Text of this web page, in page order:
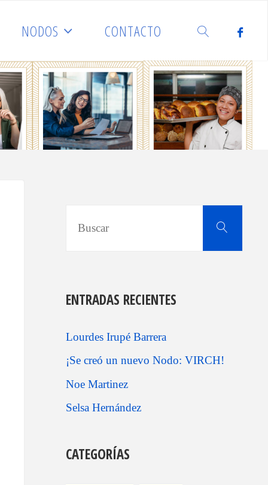
NODOS CONTACTO
BUSCAR
Buscar
ENTRADAS RECIENTES
Lourdes Irupé Barrera
¡Se creó un nuevo Nodo: VIRCH!
Noe Martinez
Selsa Hernández
CATEGORÍAS